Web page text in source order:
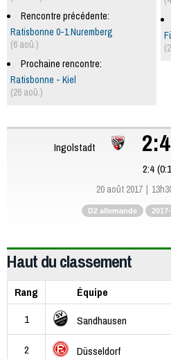
Rencontre précédente:
Ratisbonne 0-1 Nuremberg
(6 aoû.)
Prochaine rencontre:
Ratisbonne - Kiel
(26 aoû.)
Ingolstadt 2:4
2:4
20 août 2017
D2 allemande
Haut du classement
Rang Équipe
1
Sandhausen
2 Düsseldorf